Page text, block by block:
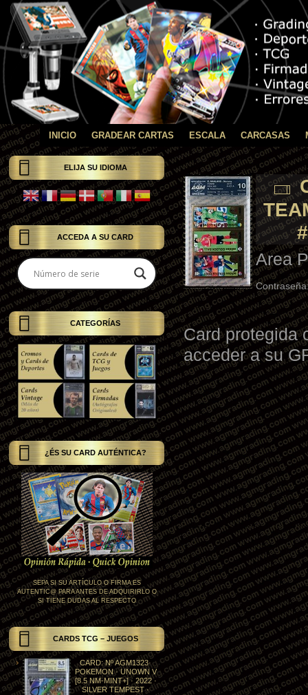
INICIO GRADEAR CARTAS ESCALA CARCASAS
ELIJA SU IDIOMA
ACCEDA A SU CARD
CATEGORÍAS
¿ÉS SU CARD AUTÉNTICA?
SEPA SI SU ARTÍCULO O FIRMA ES
AUTENTIC@ PARA ANTES DE ADQUIRIRLO O
SI TIENE DUDAS AL RESPECTO
CARDS TCG – JUEGOS
CARD: Nº AGM1323·
POKEMON · UNOWN V
[8.5 NM-MINT+] · 2022 ·
SILVER TEMPEST ·
Area
Card protegida
acceder a su